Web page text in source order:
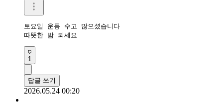
토요일 운동 수고 많으셨습니다
따뜻한 밤 되세요
1
답글 쓰기
2026.05.24 00:20